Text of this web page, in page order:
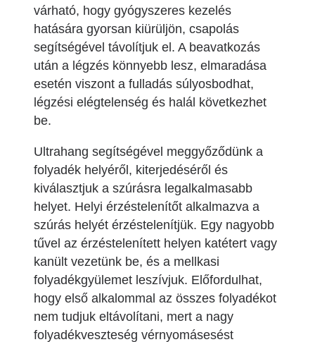
várható, hogy gyógyszeres kezelés
hatására gyorsan kiürüljön, csapolás
segítségével távolítjuk el. A beavatkozás
után a légzés könnyebb lesz, elmaradása
esetén viszont a fulladás súlyosbodhat,
légzési elégtelenség és halál következhet
be.
Ultrahang segítségével meggyőződünk a
folyadék helyéről, kiterjedéséről és
kiválasztjuk a szúrásra legalkalmasabb
helyet. Helyi érzéstelenítőt alkalmazva a
szúrás helyét érzéstelenítjük. Egy nagyobb
tűvel az érzéstelenített helyen katétert vagy
kanült vezetünk be, és a mellkasi
folyadékgyülemet leszívjuk. Előfordulhat,
hogy első alkalommal az összes folyadékot
nem tudjuk eltávolítani, mert a nagy
folyadékveszteség vérnyomásesést